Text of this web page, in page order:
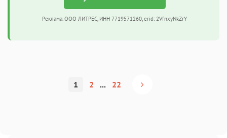
Реклама. ООО ЛИТРЕС, ИНН 7719571260, erid: 2VfnxyNkZrY
1 2 ... 22